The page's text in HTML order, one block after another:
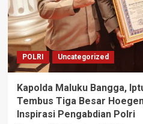
POLRI Uncategorized
Kapolda Maluku Bangga,
Tembus Tiga Besar
Inspirasi Pengabdian Polri